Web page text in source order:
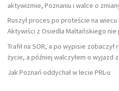
aktywizmie, Poznaniu i walce o
Ruszył proces po proteście na wiecu
Aktywiści z Osiedla Maltańskiego nie
Trafił na SOR, a po wypisie zobaczył
życie, a później walczyłem o wyjazd
Jak Poznań oddychał w lecie PRL-u